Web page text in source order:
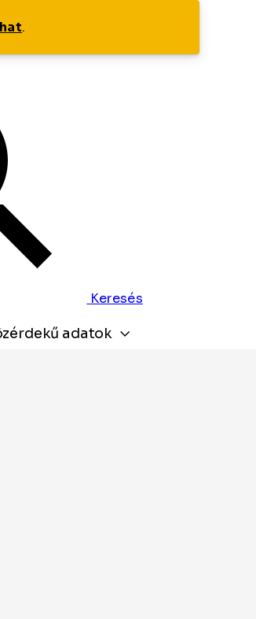
.
Keresés
adatok